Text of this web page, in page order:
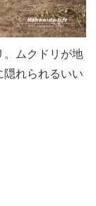
。ムクドリが地
隠れられるいい